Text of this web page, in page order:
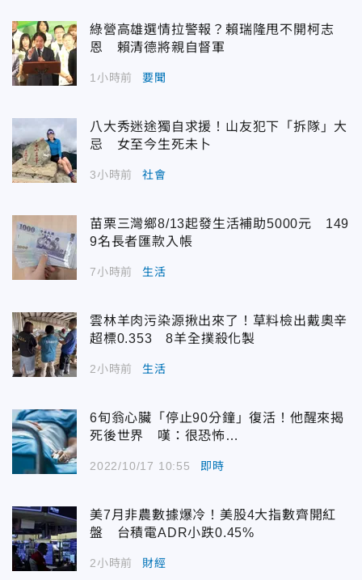
綠營高雄選情拉警報？賴瑞隆甩不開柯志
恩 賴清德將親自督軍
1小時前 要聞
八大秀迷途獨自求援！山友犯下「拆隊」大
忌 女至今生死未卜
3小時前 社會
苗栗三灣鄉8/13起發生活補助5000元 149
9名長者匯款入帳
7小時前 生活
雲林羊肉污染源揪出來了！草料檢出戴奧辛
超標0.353 8羊全撲殺化製
2小時前 生活
6旬翁心臟「停止90分鐘」復活！他醒來揭
死後世界 嘆：很恐怖…
2022/10/17 10:55 即時
美7月非農數據爆冷！美股4大指數齊開紅
盤 台積電ADR小跌0.45%
2小時前 財經